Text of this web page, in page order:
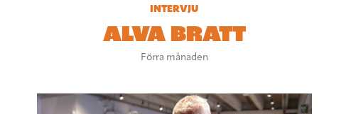
INTERVJU
ALVA BRATT
Förra månaden